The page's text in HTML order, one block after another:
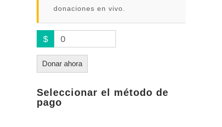
donaciones en vivo.
$ 0
Donar ahora
Seleccionar el método de
pago